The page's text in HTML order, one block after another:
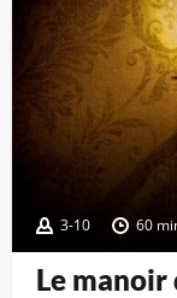
3-10 60
Le